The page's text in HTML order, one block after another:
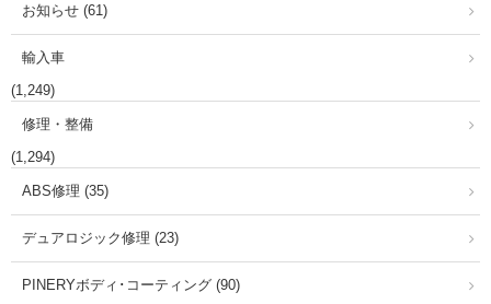
お知らせ (61)
輸入車
(1,249)
修理・整備
(1,294)
ABS修理 (35)
デュアロジック修理 (23)
PINERYボディ･コーティング (90)